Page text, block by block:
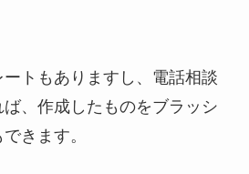
トもありますし、電話相談
、作成したものをブラッシ
きます。